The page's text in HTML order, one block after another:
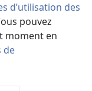
d’utilisation des
pouvez
moment en
de
of Pennsylvania.